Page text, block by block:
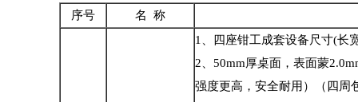
序号 名 称
1、四座钳工成套设备尺寸(长
2、 50mm厚桌面，表面蒙
强度更高，安全耐用）（四周